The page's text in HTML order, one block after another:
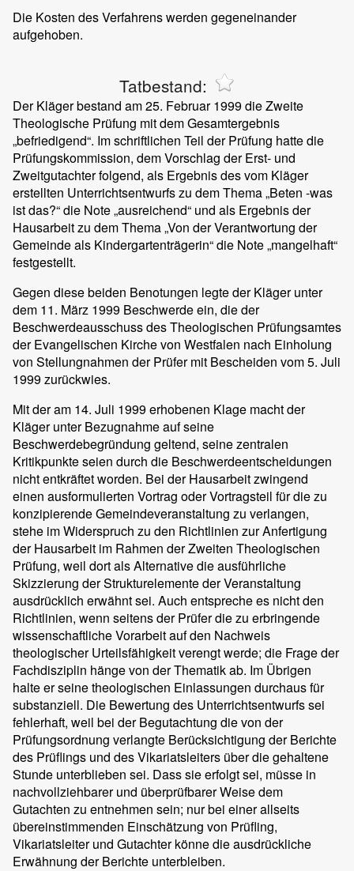
Die Kosten des Verfahrens werden gegeneinander
aufgehoben.
Tatbestand:
Der Kläger bestand am 25. Februar 1999 die Zweite
Theologische Prüfung mit dem Gesamtergebnis
„befriedigend“. Im schriftlichen Teil der Prüfung hatte die
Prüfungskommission, dem Vorschlag der Erst- und
Zweitgutachter folgend, als Ergebnis des vom Kläger
erstellten Unterrichtsentwurfs zu dem Thema „Beten -was
ist das?“ die Note „ausreichend“ und als Ergebnis der
Hausarbeit zu dem Thema „Von der Verantwortung der
Gemeinde als Kindergartenträgerin“ die Note „mangelhaft“
festgestellt.
Gegen diese beiden Benotungen legte der Kläger unter
dem 11. März 1999 Beschwerde ein, die der
Beschwerdeausschuss des Theologischen Prüfungsamtes
der Evangelischen Kirche von Westfalen nach Einholung
von Stellungnahmen der Prüfer mit Bescheiden vom 5. Juli
1999 zurückwies.
Mit der am 14. Juli 1999 erhobenen Klage macht der
Kläger unter Bezugnahme auf seine
Beschwerdebegründung geltend, seine zentralen
Kritikpunkte seien durch die Beschwerdeentscheidungen
nicht entkräftet worden. Bei der Hausarbeit zwingend
einen ausformulierten Vortrag oder Vortragsteil für die zu
konzipierende Gemeindeveranstaltung zu verlangen,
stehe im Widerspruch zu den Richtlinien zur Anfertigung
der Hausarbeit im Rahmen der Zweiten Theologischen
Prüfung, weil dort als Alternative die ausführliche
Skizzierung der Strukturelemente der Veranstaltung
ausdrücklich erwähnt sei. Auch entspreche es nicht den
Richtlinien, wenn seitens der Prüfer die zu erbringende
wissenschaftliche Vorarbeit auf den Nachweis
theologischer Urteilsfähigkeit verengt werde; die Frage der
Fachdisziplin hänge von der Thematik ab. Im Übrigen
halte er seine theologischen Einlassungen durchaus für
substanziell. Die Bewertung des Unterrichtsentwurfs sei
fehlerhaft, weil bei der Begutachtung die von der
Prüfungsordnung verlangte Berücksichtigung der Berichte
des Prüflings und des Vikariatsleiters über die gehaltene
Stunde unterblieben sei. Dass sie erfolgt sei, müsse in
nachvollziehbarer und überprüfbarer Weise dem
Gutachten zu entnehmen sein; nur bei einer allseits
übereinstimmenden Einschätzung von Prüfling,
Vikariatsleiter und Gutachter könne die ausdrückliche
Erwähnung der Berichte unterbleiben.